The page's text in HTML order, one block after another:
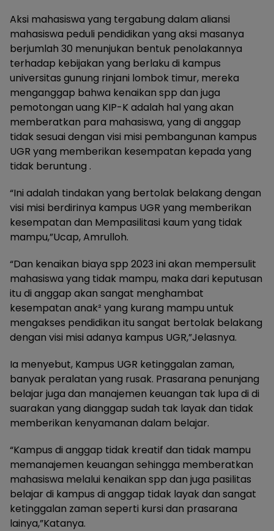
Aksi mahasiswa yang tergabung dalam aliansi
mahasiswa peduli pendidikan yang aksi masanya
berjumlah 30 menunjukan bentuk penolakannya
terhadap kebijakan yang berlaku di kampus
universitas gunung rinjani lombok timur, mereka
menganggap bahwa kenaikan spp dan juga
pemotongan uang KIP-K adalah hal yang akan
memberatkan para mahasiswa, yang di anggap
tidak sesuai dengan visi misi pembangunan kampus
UGR yang memberikan kesempatan kepada yang
tidak beruntung .
“Ini adalah tindakan yang bertolak belakang dengan
visi misi berdirinya kampus UGR yang memberikan
kesempatan dan Mempasilitasi kaum yang tidak
mampu,”Ucap, Amrulloh.
“Dan kenaikan biaya spp 2023 ini akan mempersulit
mahasiswa yang tidak mampu, maka dari keputusan
itu di anggap akan sangat menghambat
kesempatan anak² yang kurang mampu untuk
mengakses pendidikan itu sangat bertolak belakang
dengan visi misi adanya kampus UGR,”Jelasnya.
Ia menyebut, Kampus UGR ketinggalan zaman,
banyak peralatan yang rusak. Prasarana penunjang
belajar juga dan manajemen keuangan tak lupa di di
suarakan yang dianggap sudah tak layak dan tidak
memberikan kenyamanan dalam belajar.
“Kampus di anggap tidak kreatif dan tidak mampu
memanajemen keuangan sehingga memberatkan
mahasiswa melalui kenaikan spp dan juga pasilitas
belajar di kampus di anggap tidak layak dan sangat
ketinggalan zaman seperti kursi dan prasarana
lainya,”Katanya.